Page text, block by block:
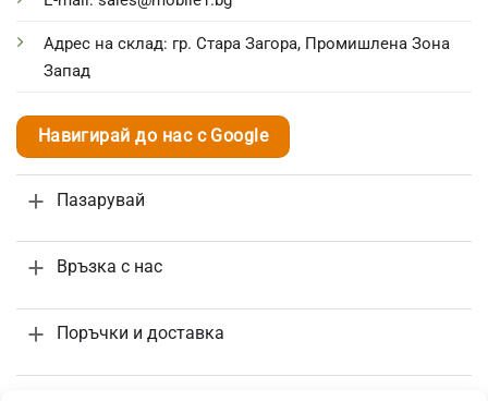
Адрес на склад: гр. Стара Загора, Промишлена Зона
Запад
Навигирай до нас с Google
Пазарувай
Връзка с нас
Поръчки и доставка